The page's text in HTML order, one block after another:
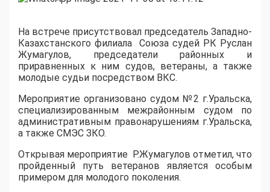
На встрече присутствовал председатель Западно-
Казахстанского филиала Союза судей РК Руслан
Жумагулов, председатели районных и
приравненных к ним судов, ветераны, а также
молодые судьи посредством ВКС.
Мероприятие организовано судом №2 г.Уральска,
специализированным межрайонным судом по
административным правонарушениям г.Уральска,
а также СМЭС ЗКО.
Открывая мероприятие Р.Жумагулов отметил, что
пройденный путь ветеранов является особым
примером для молодого поколения.